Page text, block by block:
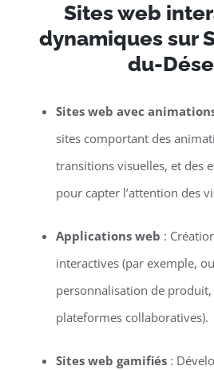
Sites web
dynamiques sur
du-
Sites web avec
sites comportant des
transitions visuelles, et des
pour capter l’attention des
Applications web :
interactives (par exemple,
personnalisation de
plateformes collaboratives).
Sites web gamifiés: